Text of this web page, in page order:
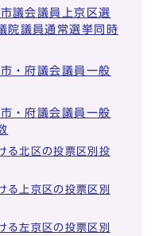
議会議員上京区選
議員通常選挙同時
・府議会議員一般
・府議会議員一般
る北区の投票区別投
る上京区の投票区別
る左京区の投票区別